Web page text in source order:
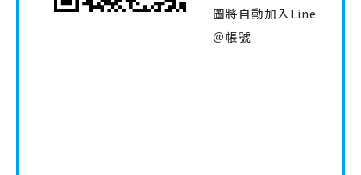
圖將自動加入Line
＠帳號